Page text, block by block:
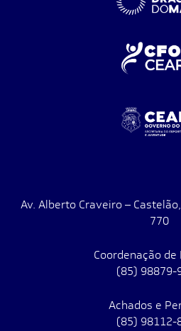
Av. Alberto Craveiro –
770
Coordenação de
(85) 98879-
Achados e
(85) 98112-